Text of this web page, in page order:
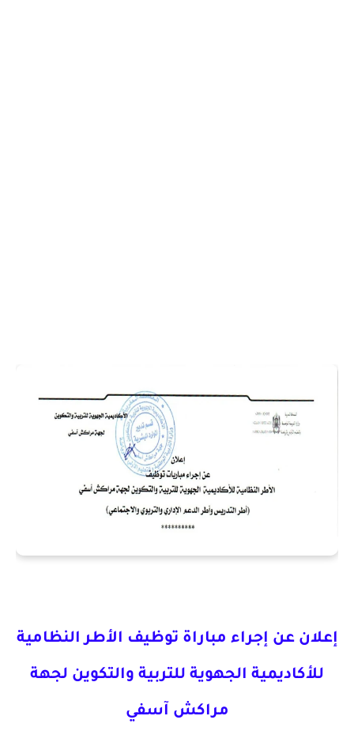
إعلان عن إجراء مباراة توظيف الأطر النظامية
للأكاديمية الجهوية للتربية والتكوين لجهة
مراكش آسفي